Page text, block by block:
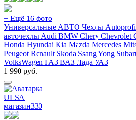
+ Ещё 16 фото
Универсальные АВТО Чехлы Autoprofi
авточехлы Audi BMW Chery Chevrolet
Honda Hyundai Kia Mazda Mercedes
Peugeot Renault Skoda Ssang Yong
VolksWagen ГАЗ ВАЗ Лада УАЗ
1 990 руб.
ULSA
магазин330